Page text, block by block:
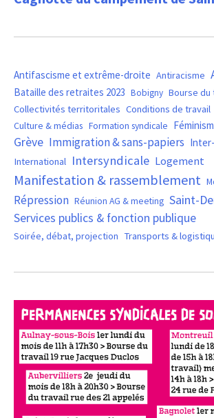
Antifascisme et extrême-droite Antiracisme
Bataille des retraites 2023 Bobigny Bourse du
Collectivités territoritales Conditions de travail
Culture & médias Formation syndicale
Grève Immigration & sans-papiers
International Intersyndicale Logement
Manifestation & rassemblement
Répression Réunion AG & meeting Saint-
Services publics & fonction publique
Soirée, débat, projection Transports &